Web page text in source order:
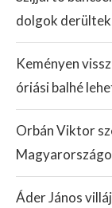
dolgok
Keményen
óriási balhé
Orbán Viktor
Áder János